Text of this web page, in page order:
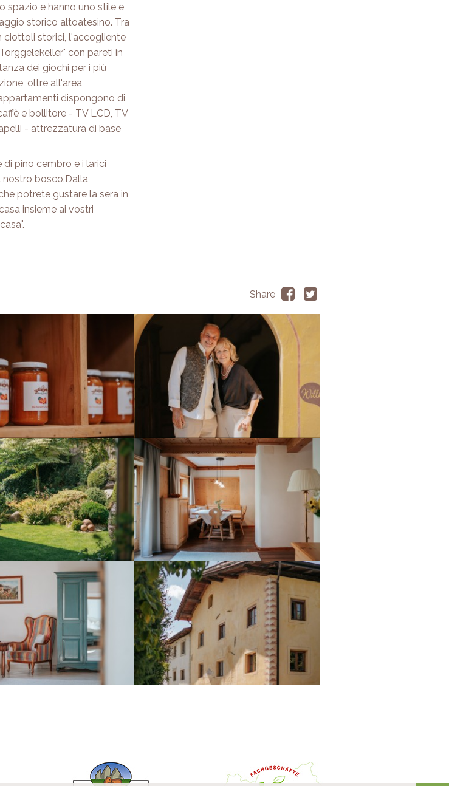
spazio e hanno uno stile e
storico altoatesino. Tra
ciottoli storici, l'accogliente
con pareti in
dei giochi per i più
oltre all'area
dispongono di
e bollitore - TV LCD, TV
- attrezzatura di base
di pino cembro e i larici
bosco.Dalla
potrete gustare la sera in
insieme ai vostri
Share